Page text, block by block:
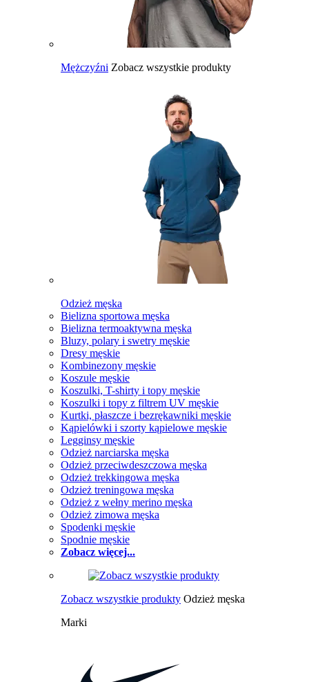
Mężczyźni Zobacz wszystkie produkty
Odzież męska
Bielizna sportowa męska
Bielizna termoaktywna męska
Bluzy, polary i swetry męskie
Dresy męskie
Kombinezony męskie
Koszule męskie
Koszulki, T-shirty i topy męskie
Koszulki i topy z filtrem UV męskie
Kurtki, płaszcze i bezrękawniki męskie
Kąpielówki i szorty kąpielowe męskie
Legginsy męskie
Odzież narciarska męska
Odzież przeciwdeszczowa męska
Odzież trekkingowa męska
Odzież treningowa męska
Odzież z wełny merino męska
Odzież zimowa męska
Spodenki męskie
Spodnie męskie
Zobacz więcej...
Zobacz wszystkie produkty Odzież męska
Marki